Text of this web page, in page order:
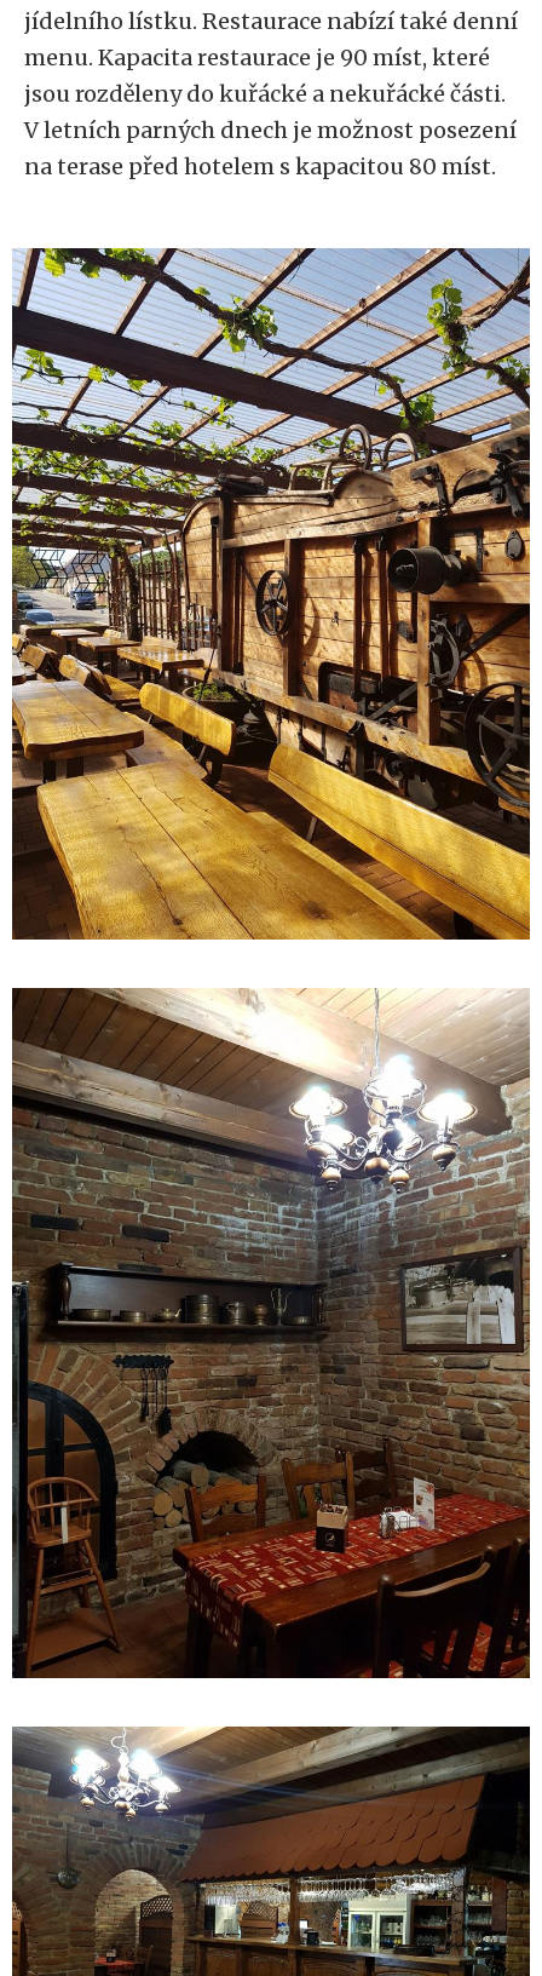
jídelního lístku. Restaurace nabízí také denní
menu. Kapacita restaurace je 90 míst, které
jsou rozděleny do kuřácké a nekuřácké části.
V letních parných dnech je možnost posezení
na terase před hotelem s kapacitou 80 míst.